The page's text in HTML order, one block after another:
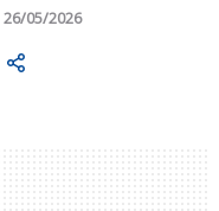
26/05/2026